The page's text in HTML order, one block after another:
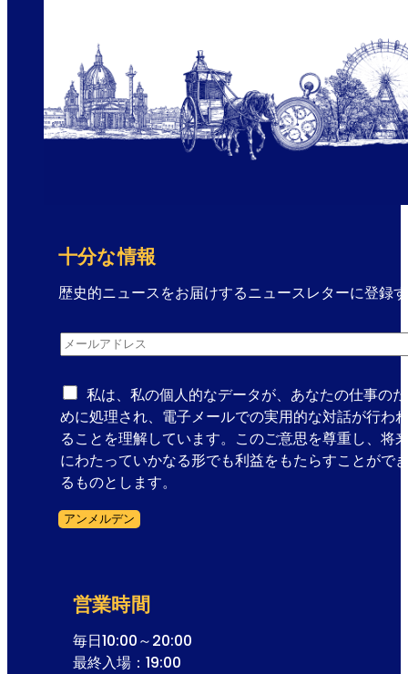
v
i
t
ä
ü
r
S
h
l
c
h
t
w
e
t
t
間
-
観
光
料
ハ
イ
イ
ト
体
験
し
よ
う
十分な情報
歴史的ニュースをお届けするニュースレターに登録
メ
ー
ア
ド
レ
ス
ニ
ー
メールアドレス
私は、私の個人的なデータが、あなたの仕事のた
めに処理され、電子メールでの実用的な対話が行わ
ることを理解しています。このご意思を尊重し、将
にわたっていかなる形でも利益をもたらすことがで
るものとします。
アンメルデン
営業時間
毎日10:00～20:00
最終入場：19:00